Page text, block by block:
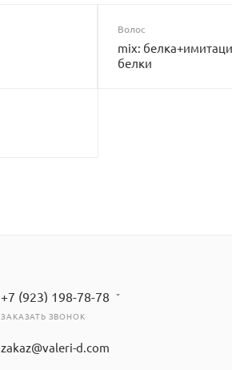
Волос
mix:
белки
+7 (923) 198-78-78
ЗАКАЗАТЬ ЗВОНОК
zakaz@valeri-d.com